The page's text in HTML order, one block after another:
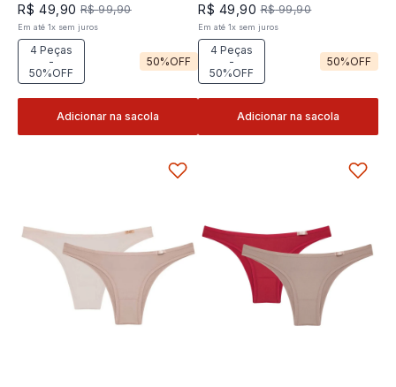
R$ 49 90 R$ 99,90
Em até1x sem juros
4 Peças
-
50%OFF
50%OFF
Adicionar na sacola
R$ 49 ,90 R$ 99,90
Em até 1x sem juros
4 Peças
-
50%OFF
50%OFF
Adicionar na sacola